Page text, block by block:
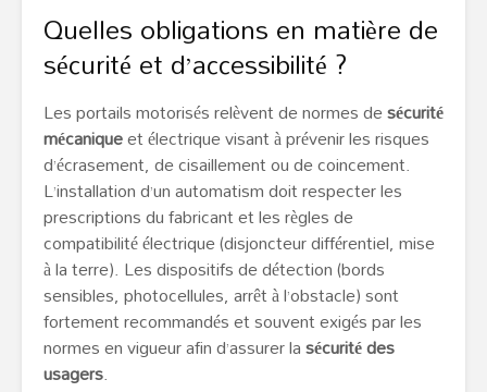
Quelles obligations en matière de
sécurité et d’accessibilité ?
Les portails motorisés relèvent de normes desécurité
mécaniqueet électrique visant à prévenir les risques
d’écrasement, de cisaillement ou de coincement.
L’installation d’un automatism doit respecter les
prescriptions du fabricant et les règles de
compatibilité électrique (disjoncteur différentiel, mise
à la terre). Les dispositifs de détection (bords
sensibles, photocellules, arrêt à l’obstacle) sont
fortement recommandés et souvent exigés par les
normes en vigueur afin d’assurer lasécurité des
usagers.